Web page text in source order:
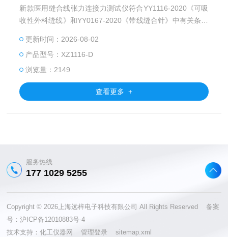
新款医用缝合线张力连接力测试仪符合YY1116-2020《可吸
收性外科缝线》和YY0167-2020《带线缝合针》中有关条款
更新时间：2026-08-02
产品型号：XZ1116-D
浏览量：2149
查看更多 +
服务热线
177 1029 5255
Copyright © 2026上海远梓电子科技有限公司 All Rights Reserved 备案
号：沪ICP备12010883号-4
技术支持：化工仪器网管理登录 sitemap.xml